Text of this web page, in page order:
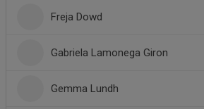
Freja Dowd
Gabriela Lamonega Giron
Gemma Lundh